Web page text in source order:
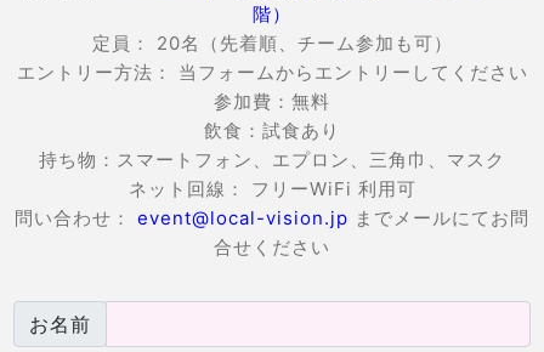
階）
定員： 20名（先着順、チーム参加も可）
エントリー方法： 当フォームからエントリーしてください
参加費：無料
飲食：試食あり
持ち物：スマートフォン、エプロン、三角巾、マスク
ネット回線： フリーWiFi 利用可
問い合わせ： event@local-vision.jp までメールにてお問
合せください
お名前